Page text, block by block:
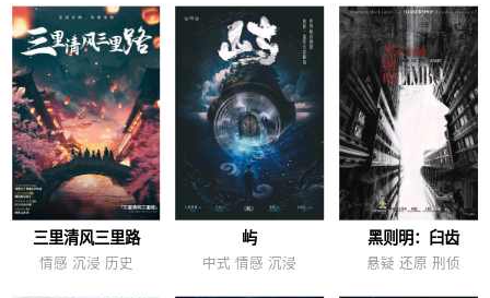
三里清风三里路
情感 沉浸 历史
屿
中式 情感 沉浸
黑则明：臼齿
悬疑 还原 刑侦